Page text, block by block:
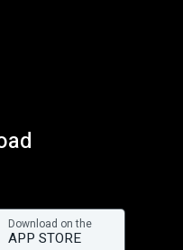
Download on the
APP STORE